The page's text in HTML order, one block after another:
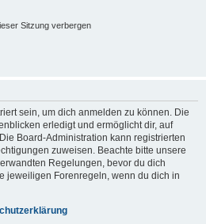
Sitzung verbergen
sein, um dich anmelden zu können. Die
erledigt und ermöglicht dir, auf
Board-Administration kann registrierten
zuweisen. Beachte bitte unsere
Regelungen, bevor du dich
jeweiligen Forenregeln, wenn du dich in